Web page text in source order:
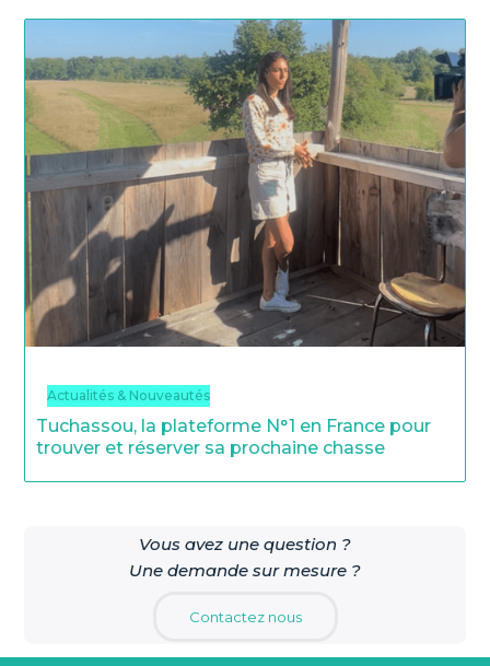
Actualités & Nouveautés
Tuchassou, la plateforme N°1 en France pour
trouver et réserver sa prochaine chasse
Vous avez une question ?
Une demande sur mesure ?
Contactez nous